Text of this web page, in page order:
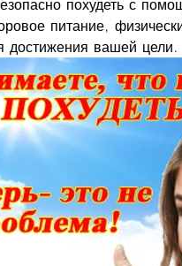
похудеть с
питание,
достижения вашей цели.